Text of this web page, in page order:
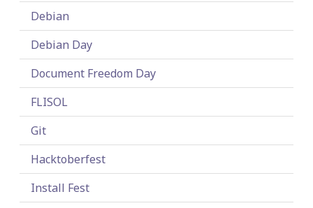
Debian
Debian Day
Document Freedom Day
FLISOL
Git
Hacktoberfest
Install Fest